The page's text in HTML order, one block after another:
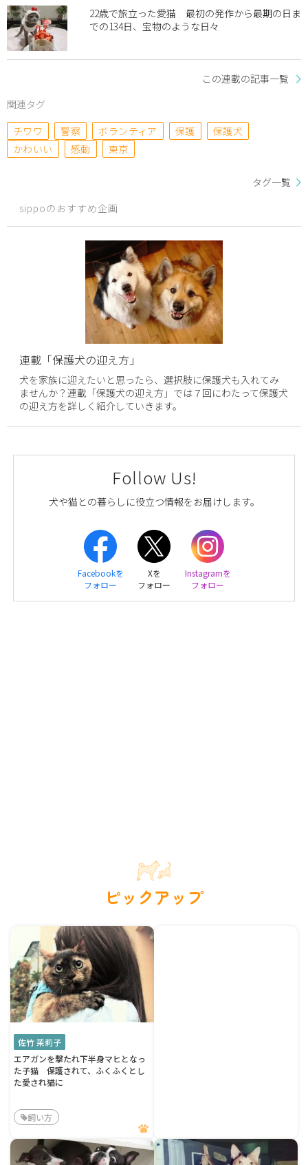
22歳で旅立った愛猫 最初の発作から最期の日ま
での134日、宝物のような日々
この連載の記事一覧
関連タグ
チワワ
警察 ボランティア 保護
保護犬
かわいい
感動 東京
タグ一覧
sippoのおすすめ企画
連載「保護犬の迎え方」
犬を家族に迎えたいと思ったら、選択肢に保護犬も入れてみ
ませんか？連載「保護犬の迎え方」では７回にわたって保護犬
の迎え方を詳しく紹介していきます。
Follow Us!
犬や猫との暮らしに役立つ情報をお届けします。
Facebookを
フォロー
Xを
フォロー
Instagramを
フォロー
ピックアップ
佐竹 茉莉子
エアガンを撃たれ下半身マヒとなっ
た子猫 保護されて、ふくふくとし
た愛され猫に
飼い方